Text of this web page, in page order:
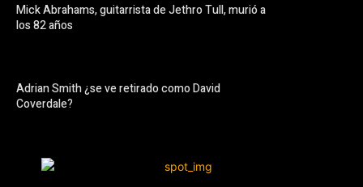
Mick Abrahams, guitarrista de Jethro Tull, murió a
los 82 años
Adrian Smith ¿se ve retirado como David
Coverdale?